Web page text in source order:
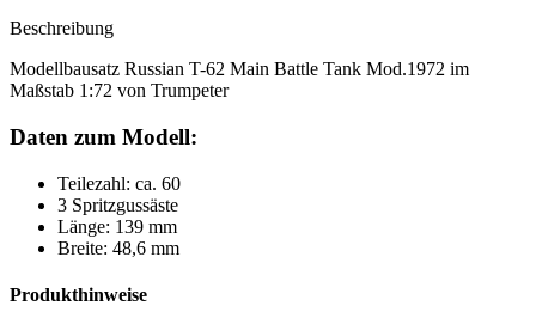
Beschreibung
Modellbausatz Russian T-62 Main Battle Tank Mod.1972 im
Maßstab 1:72 von Trumpeter
Daten zum Modell:
Teilezahl: ca. 60
3 Spritzgussäste
Länge: 139 mm
Breite: 48,6 mm
Produkthinweise